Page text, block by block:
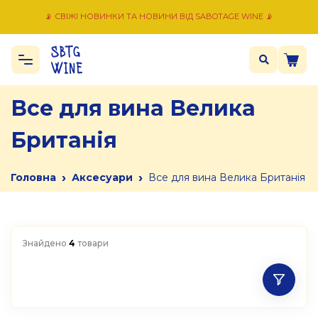
📡 СВІЖІ НОВИНКИ ТА НОВИНИ ВІД SABOTAGE WINE 📡
Все для вина Велика
Британія
Головна › Аксесуари › Все для вина Велика Британія
Знайдено 4 товари